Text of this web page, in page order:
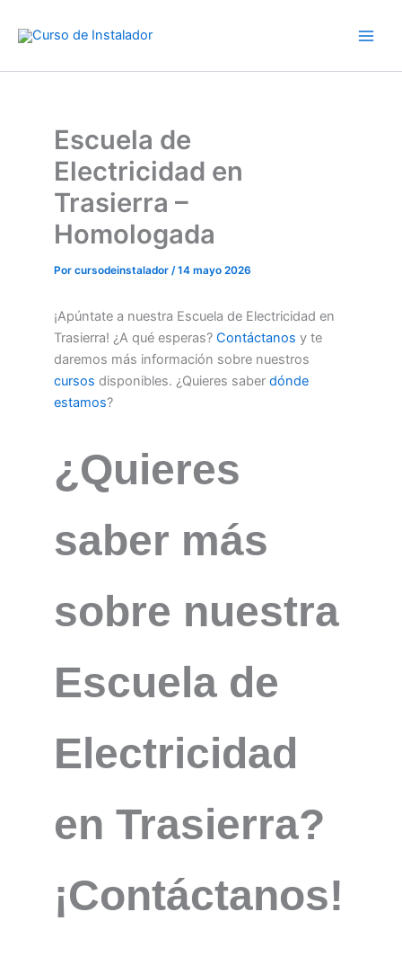
Escuela de
Electricidad en
Trasierra –
Homologada
Por cursodeinstalador /14 mayo 2026
¡Apúntate a nuestra Escuela de Electricidad en
Trasierra! ¿A qué esperas? Contáctanos y te
daremos más información sobre nuestros
cursos disponibles. ¿Quieres saber dónde
estamos?
¿Quieres
saber más
sobre nuestra
Escuela de
Electricidad
en Trasierra?
¡Contáctanos!